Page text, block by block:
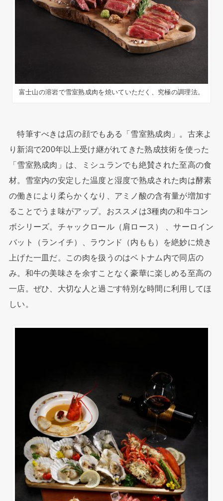
富士山の溶岩で雪室熟成肉を焼いていただく、究極の調理法。
特筆すべきは店の顔でもある「雪室熟成肉」。古来よ
り新潟で200年以上受け継がれてきた熟成技術を使った
「雪室熟成肉」は、ミシュランでも絶賛された至高の食
材。雪室内の安定した温度と湿度で熟成された肉は酵素
の働きにより柔らかくなり、アミノ酸の含有量が増加す
ることでうま味がアップ。おススメは3種肉の和牛コン
ボシリーズ。チャックロール（肩ロース） 、サーロイン
バット（ランイチ）、ラウンド（内もも）を絶妙に焼き
上げた一皿だ。この肉を扱うのはベトナム内で同店の
み。和牛の美味さを余すことなく豪華に楽しめる至高の
一店。ぜひ、大切な人と過ごす特別な時間に利用してほ
しい。